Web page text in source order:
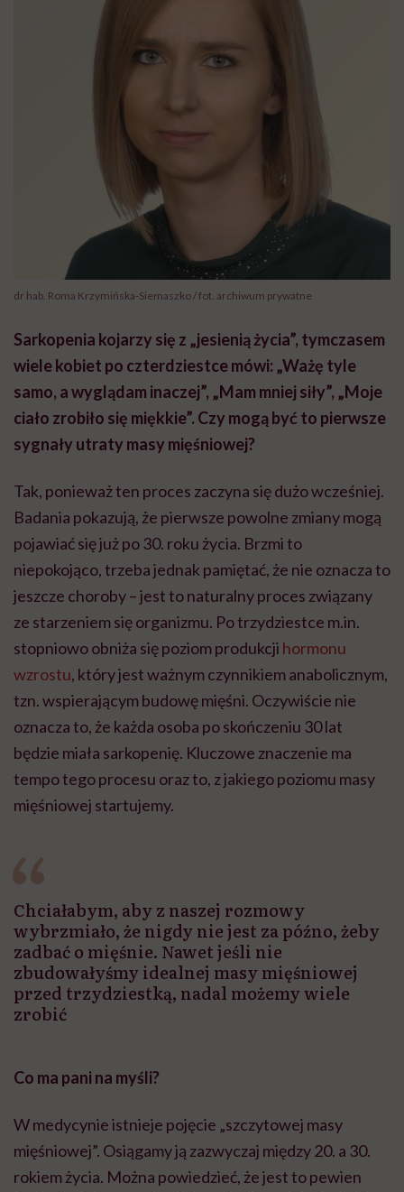
dr hab. Roma Krzymińska-Siemaszko / fot. archiwum prywatne
Sarkopenia kojarzy się z „jesienią życia”, tymczasem
wiele kobiet po czterdziestce mówi: „Ważę tyle
samo, a wyglądam inaczej”, „Mam mniej siły”, „Moje
ciało zrobiło się miękkie”. Czy mogą być to pierwsze
sygnały utraty masy mięśniowej?
Tak, ponieważ ten proces zaczyna się dużo wcześniej.
Badania pokazują, że pierwsze powolne zmiany mogą
pojawiać się już po 30. roku życia. Brzmi to
niepokojąco, trzeba jednak pamiętać, że nie oznacza to
jeszcze choroby – jest to naturalny proces związany
ze starzeniem się organizmu. Po trzydziestce m.in.
stopniowo obniża się poziom produkcji hormonu
wzrostu, który jest ważnym czynnikiem anabolicznym,
tzn. wspierającym budowę mięśni. Oczywiście nie
oznacza to, że każda osoba po skończeniu 30 lat
będzie miała sarkopenię. Kluczowe znaczenie ma
tempo tego procesu oraz to, z jakiego poziomu masy
mięśniowej startujemy.
Chciałabym, aby z naszej rozmowy
wybrzmiało, że nigdy nie jest za późno, żeby
zadbać o mięśnie. Nawet jeśli nie
zbudowałyśmy idealnej masy mięśniowej
przed trzydziestką, nadal możemy wiele
zrobić
Co ma pani na myśli?
W medycynie istnieje pojęcie „szczytowej masy
mięśniowej”. Osiągamy ją zazwyczaj między 20. a 30.
rokiem życia. Można powiedzieć, że jest to pewien